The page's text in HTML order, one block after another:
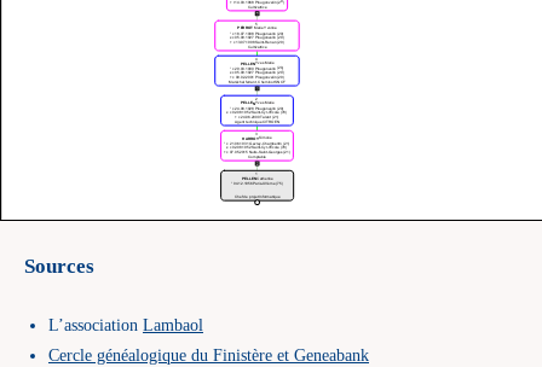
Sources
L’association Lambaol
Cercle généalogique du Finistère et Geneabank